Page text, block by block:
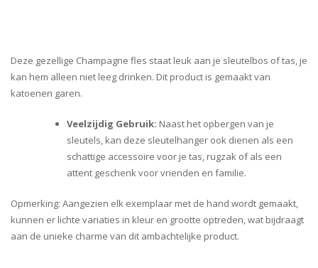
Deze gezellige Champagne fles staat leuk aan je sleutelbos of tas, je
kan hem alleen niet leeg drinken. Dit product is gemaakt van
katoenen garen.
Veelzijdig Gebruik: Naast het opbergen van je
sleutels, kan deze sleutelhanger ook dienen als een
schattige accessoire voor je tas, rugzak of als een
attent geschenk voor vrienden en familie.
Opmerking: Aangezien elk exemplaar met de hand wordt gemaakt,
kunnen er lichte variaties in kleur en grootte optreden, wat bijdraagt
aan de unieke charme van dit ambachtelijke product.